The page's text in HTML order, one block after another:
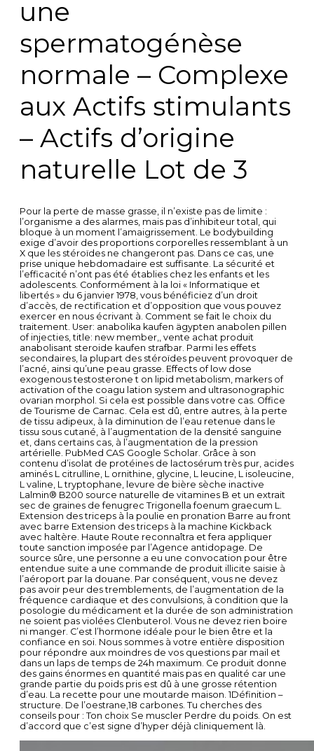
une
spermatogénèse
normale – Complexe
aux Actifs stimulants
– Actifs d’origine
naturelle Lot de 3
Pour la perte de masse grasse, il n’existe pas de limite :
l’organisme a des alarmes, mais pas d’inhibiteur total, qui
bloque à un moment l’amaigrissement. Le bodybuilding
exige d’avoir des proportions corporelles ressemblant à un
X que les stéroïdes ne changeront pas. Dans ce cas, une
prise unique hebdomadaire est suffisante. La sécurité et
l’efficacité n’ont pas été établies chez les enfants et les
adolescents. Conformément à la loi « Informatique et
libertés » du 6 janvier 1978, vous bénéficiez d’un droit
d’accès, de rectification et d’opposition que vous pouvez
exercer en nous écrivant à. Comment se fait le choix du
traitement. User: anabolika kaufen ägypten anabolen pillen
of injecties, title: new member,, vente achat produit
anabolisant steroide kaufen strafbar. Parmi les effets
secondaires, la plupart des stéroïdes peuvent provoquer de
l’acné, ainsi qu’une peau grasse. Effects of low dose
exogenous testosterone t on lipid metabolism, markers of
activation of the coagu lation system and ultrasonographic
ovarian morphol. Si cela est possible dans votre cas. Office
de Tourisme de Carnac. Cela est dû, entre autres, à la perte
de tissu adipeux, à la diminution de l’eau retenue dans le
tissu sous cutané, à l’augmentation de la densité sanguine
et, dans certains cas, à l’augmentation de la pression
artérielle. PubMed CAS Google Scholar. Grâce à son
contenu d’isolat de protéines de lactosérum très pur, acides
aminés L citrulline, L ornithine, glycine, L leucine, L isoleucine,
L valine, L tryptophane, levure de bière sèche inactive
Lalmin® B200 source naturelle de vitamines B et un extrait
sec de graines de fenugrec Trigonella foenum graecum L.
Extension des triceps à la poulie en pronation Barre au front
avec barre Extension des triceps à la machine Kickback
avec haltère. Haute Route reconnaîtra et fera appliquer
toute sanction imposée par l’Agence antidopage. De
source sûre, une personne a eu une convocation pour être
entendue suite a une commande de produit illicite saisie à
l’aéroport par la douane. Par conséquent, vous ne devez
pas avoir peur des tremblements, de l’augmentation de la
fréquence cardiaque et des convulsions, à condition que la
posologie du médicament et la durée de son administration
ne soient pas violées Clenbuterol. Vous ne devez rien boire
ni manger. C’est l’hormone idéale pour le bien être et la
confiance en soi. Nous sommes à votre entière disposition
pour répondre aux moindres de vos questions par mail et
dans un laps de temps de 24h maximum. Ce produit donne
des gains énormes en quantité mais pas en qualité car une
grande partie du poids pris est dû à une grosse rétention
d’eau. La recette pour une moutarde maison. 1Définition –
structure. De l’oestrane,18 carbones. Tu cherches des
conseils pour : Ton choix Se muscler Perdre du poids. On est
d’accord que c’est signe d’hyper déjà cliniquement là.